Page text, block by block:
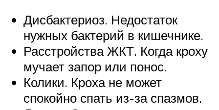
Дисбактериоз. Недостаток
нужных бактерий в кишечнике.
Расстройства ЖКТ. Когда кроху
мучает запор или понос.
Колики. Кроха не может
спокойно спать из-за спазмов.